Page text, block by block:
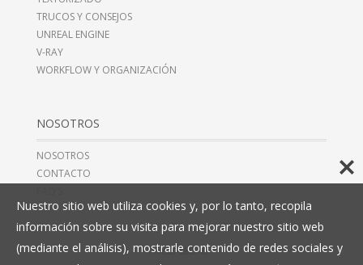
TRUCOS Y CONSEJOS
UNREAL ENGINE
V-RAY
WORKFLOW Y ORGANIZACIÓN
NOSOTROS
NOSOTROS
CONTACTO
AVISO LEGAL
Nuestro sitio web utiliza cookies y, por lo tanto, recopila
información sobre su visita para mejorar nuestro sitio web
(mediante el análisis), mostrarle contenido de redes sociales y